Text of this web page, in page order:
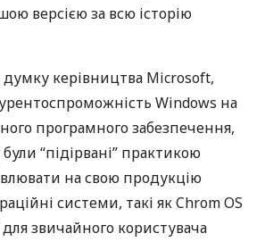
версією за всю історію
керівництва Microsoft,
Windows на
програмного забезпечення,
“підірвані” практикою
на свою продукцію
системи, такі як Chrom OS
для звичайного користувача